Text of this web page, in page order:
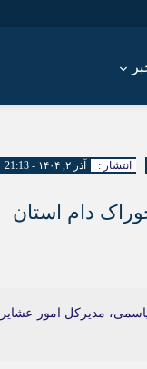
گروه اجتماعی
گروه سیاسی
انتشار : آذر ۲, ۱۴۰۴ - 21:13
دام استان
مدیرکل امور عشایر